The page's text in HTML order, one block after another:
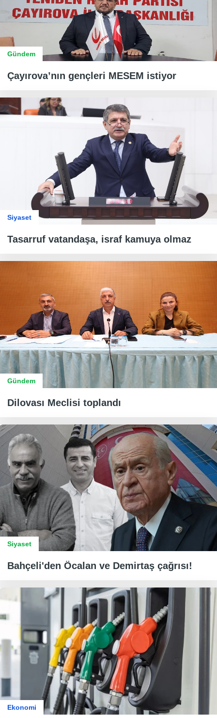
Gündem
Çayırova’nın gençleri MESEM istiyor
Siyaset
Tasarruf vatandaşa, israf kamuya olmaz
Gündem
Dilovası Meclisi toplandı
Siyaset
Bahçeli'den Öcalan ve Demirtaş çağrısı!
Ekonomi